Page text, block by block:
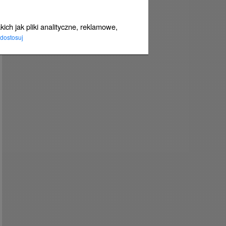
jak pliki analityczne, reklamowe,
dostosuj